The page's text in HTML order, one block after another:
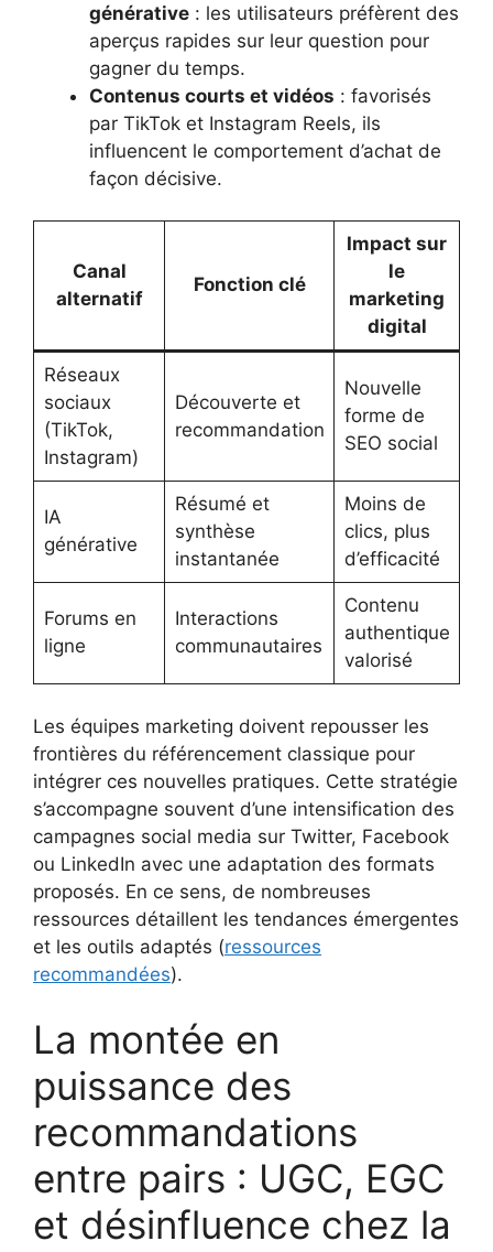
générative : les utilisateurs préfèrent des
aperçus rapides sur leur question pour
gagner du temps.
Contenus courts et vidéos : favorisés
par TikTok et Instagram Reels, ils
influencent le comportement d’achat de
façon décisive.
Canal
alternatif
Fonction clé
Impact sur
le
marketing
digital
Réseaux
sociaux
(TikTok,
Instagram)
Découverte et
recommandation
Nouvelle
forme de
SEO social
IA
générative
Résumé et
synthèse
instantanée
Moins de
clics, plus
d’efficacité
Forums en
ligne
Interactions
communautaires
Contenu
authentique
valorisé
Les équipes marketing doivent repousser les
frontières du référencement classique pour
intégrer ces nouvelles pratiques. Cette stratégie
s’accompagne souvent d’une intensification des
campagnes social media sur Twitter, Facebook
ou LinkedIn avec une adaptation des formats
proposés. En ce sens, de nombreuses
ressources détaillent les tendances émergentes
et les outils adaptés (ressources
recommandées).
La montée en
puissance des
recommandations
entre pairs : UGC, EGC
et désinfluence chez la